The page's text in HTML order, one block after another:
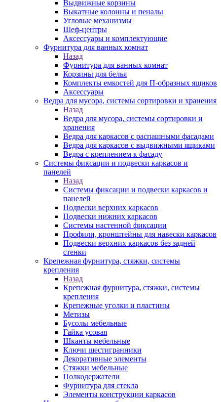
Выдвижные корзины
Выкатные колонны и пеналы
Угловые механизмы
Шеф-центры
Аксессуары и комплектующие
Фурнитура для ванных комнат
Назад
Фурнитура для ванных комнат
Корзины для белья
Комплекты емкостей для П-образных ящиков
Аксессуары
Ведра для мусора, системы сортировки и хранения
Назад
Ведра для мусора, системы сортировки и
хранения
Ведра для каркасов с распашными фасадами
Ведра для каркасов с выдвижными ящиками
Ведра с креплением к фасаду
Системы фиксации и подвески каркасов и
панелей
Назад
Системы фиксации и подвески каркасов и
панелей
Подвески верхних каркасов
Подвески нижних каркасов
Системы настенной фиксации
Профили, кронштейны для навески каркасов
Подвески верхних каркасов без задней
стенки
Крепежная фурнитура, стяжки, системы
крепления
Назад
Крепежная фурнитура, стяжки, системы
крепления
Крепежные уголки и пластины
Метизы
Бусолы мебельные
Гайка усовая
Шканты мебельные
Ключи шестигранники
Декоративные элементы
Стяжки мебельные
Полкодержатели
Фурнитура для стекла
Элементы конструкции каркасов